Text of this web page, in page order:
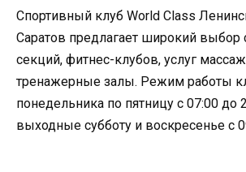
Спортивный клуб World Class
Саратов предлагает широкий выбор
секций, фитнес-клубов, услуг
тренажерные залы. Режим работы
понедельника по пятницу с 07:00 до
выходные субботу и воскресенье с